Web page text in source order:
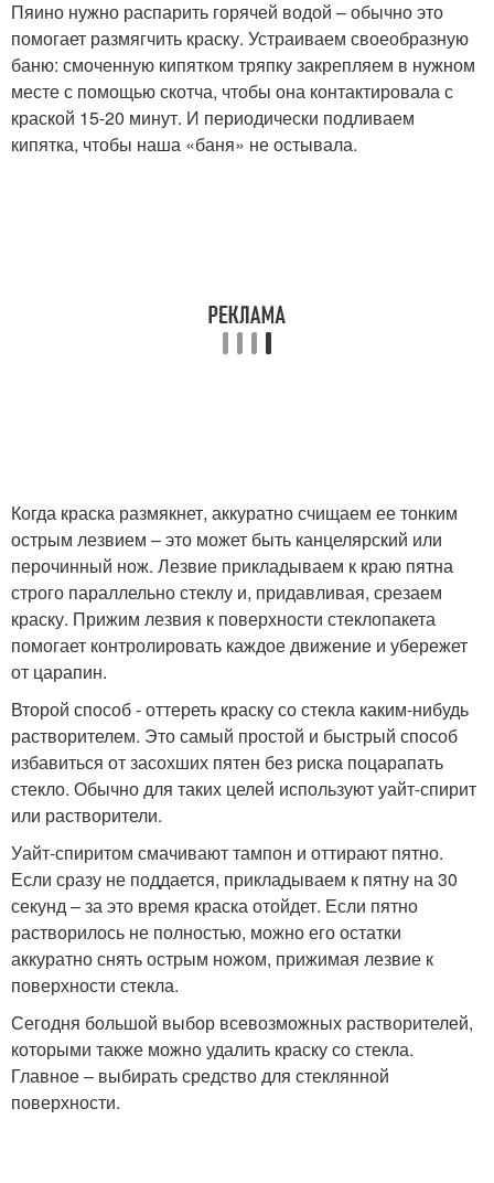
Пяино нужно распарить горячей водой – обычно это
помогает размягчить краску. Устраиваем своеобразную
баню: смоченную кипятком тряпку закрепляем в нужном
месте с помощью скотча, чтобы она контактировала с
краской 15-20 минут. И периодически подливаем
кипятка, чтобы наша «баня» не остывала.
Когда краска размякнет, аккуратно счищаем ее тонким
острым лезвием – это может быть канцелярский или
перочинный нож. Лезвие прикладываем к краю пятна
строго параллельно стеклу и, придавливая, срезаем
краску. Прижим лезвия к поверхности стеклопакета
помогает контролировать каждое движение и убережет
от царапин.
Второй способ - оттереть краску со стекла каким-нибудь
растворителем. Это самый простой и быстрый способ
избавиться от засохших пятен без риска поцарапать
стекло. Обычно для таких целей используют уайт-спирит
или растворители.
Уайт-спиритом смачивают тампон и оттирают пятно.
Если сразу не поддается, прикладываем к пятну на 30
секунд – за это время краска отойдет. Если пятно
растворилось не полностью, можно его остатки
аккуратно снять острым ножом, прижимая лезвие к
поверхности стекла.
Сегодня большой выбор всевозможных растворителей,
которыми также можно удалить краску со стекла.
Главное – выбирать средство для стеклянной
поверхности.